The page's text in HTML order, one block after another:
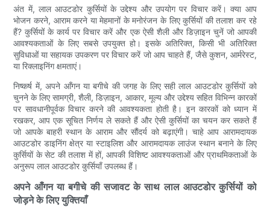
अंत में, लाल आउटडोर कुर्सियों के उद्देश्य और उपयोग पर विचार करें। क्या आप
भोजन करने, आराम करने या मेहमानों के मनोरंजन के लिए कुर्सियों की तलाश कर रहे
हैं? कुर्सियों के कार्य पर विचार करें और एक ऐसी शैली और डिज़ाइन चुनें जो आपकी
आवश्यकताओं के लिए सबसे उपयुक्त हो। इसके अतिरिक्त, किसी भी अतिरिक्त
सुविधाओं या सहायक उपकरण पर विचार करें जो आप चाहते हैं, जैसे कुशन, आर्मरेस्ट,
या रिक्लाइनिंग क्षमताएं।
निष्कर्ष में, अपने आँगन या बगीचे की जगह के लिए सही लाल आउटडोर कुर्सियों को
चुनने के लिए सामग्री, शैली, डिज़ाइन, आकार, मूल्य और उद्देश्य सहित विभिन्न कारकों
पर सावधानीपूर्वक विचार करने की आवश्यकता होती है। इन कारकों को ध्यान में
रखकर, आप एक सूचित निर्णय ले सकते हैं और ऐसी कुर्सियों का चयन कर सकते हैं
जो आपके बाहरी स्थान के आराम और सौंदर्य को बढ़ाएंगी। चाहे आप आरामदायक
आउटडोर डाइनिंग क्षेत्र या स्टाइलिश और आरामदायक लाउंज स्थान बनाने के लिए
कुर्सियों के सेट की तलाश में हों, आपकी विशिष्ट आवश्यकताओं और प्राथमिकताओं के
अनुरूप लाल आउटडोर कुर्सियाँ उपलब्ध हैं।
अपने आँगन या बगीचे की सजावट के साथ लाल आउटडोर कुर्सियों को
जोड़ने के लिए युक्तियाँ